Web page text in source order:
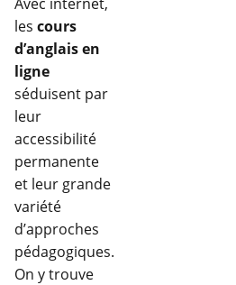
les cours
d’anglais en
ligne
séduisent par
leur
accessibilité
permanente
et leur grande
variété
d’approches
pédagogiques.
On y trouve